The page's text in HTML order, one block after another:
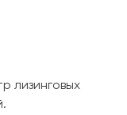
лизинговых